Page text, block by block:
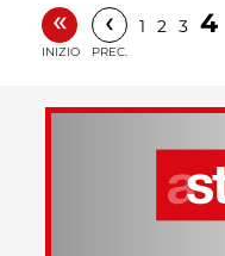
«
INIZIO
‹
PREC.
1 2 3 4